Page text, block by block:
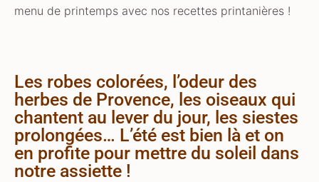
menu de printemps avec nos recettes printanières !
Les robes colorées, l’odeur des
herbes de Provence, les oiseaux qui
chantent au lever du jour, les siestes
prolongées… L’été est bien là et on
en profite pour mettre du soleil dans
notre assiette !